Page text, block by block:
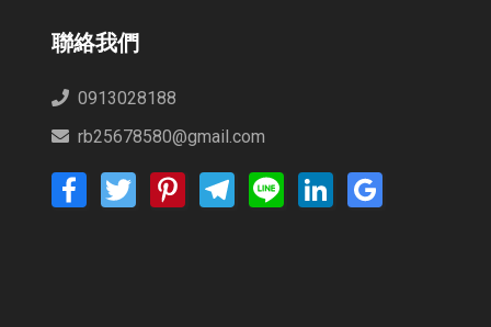
聯絡我們
0913028188
rb25678580@gmail.com
FacebookTwitter PinterestTelegramLine LinkedIn